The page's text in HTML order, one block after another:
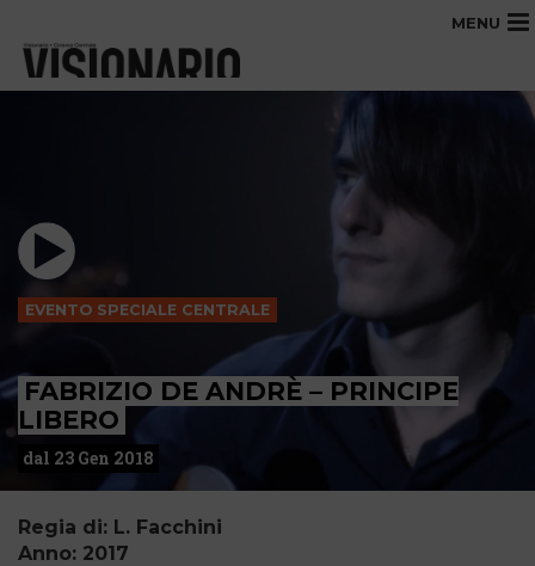
MENU
EVENTO SPECIALE CENTRALE
FABRIZIO DE ANDRÈ – PRINCIPE
LIBERO
dal 23 Gen 2018
Regia di: L. Facchini
Anno: 2017